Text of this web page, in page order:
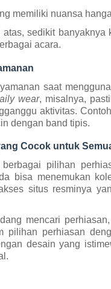
memiliki nuansa
atas, sedikit
acara.
saat
wear, misalnya,
aktivitas.
dengan band tipis.
Cocok untuk
pilihan
bisa menemukan
situs resminya
mencari perhiasan,
pilihan perhiasan
desain yang